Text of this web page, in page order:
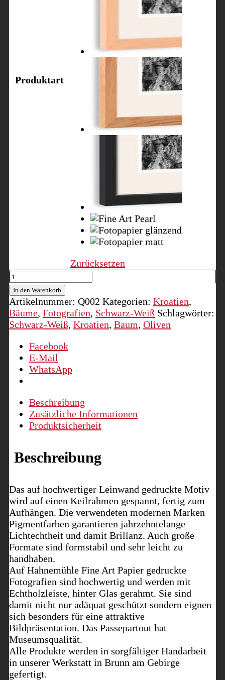
Produktart
Zurücksetzen
Olivenbaum
II,
Kroatien
Menge
In den Warenkorb
Artikelnummer: Q002 Kategorien: Kroatien,
Bäume, Fotografien, Schwarz-Weiß Schlagwörter:
Schwarz-Weiß, Kroatien, Baum, Oliven
Facebook
E-Mail
WhatsApp
Beschreibung
Zusätzliche Informationen
Produktsicherheit
Beschreibung
Das auf hochwertiger Leinwand gedruckte Motiv
wird auf einen Keilrahmen gespannt, fertig zum
Aufhängen. Die verwendeten modernen Marken
Pigmentfarben garantieren jahrzehntelange
Lichtechtheit und damit Brillanz. Auch große
Formate sind formstabil und sehr leicht zu
handhaben.
Auf Hahnemühle Fine Art Papier gedruckte
Fotografien sind hochwertig und werden mit
Echtholzleiste, hinter Glas gerahmt. Sie sind
damit nicht nur adäquat geschützt sondern eignen
sich besonders für eine attraktive
Bildpräsentation. Das Passepartout hat
Museumsqualität.
Alle Produkte werden in sorgfältiger Handarbeit
in unserer Werkstatt in Brunn am Gebirge
gefertigt.